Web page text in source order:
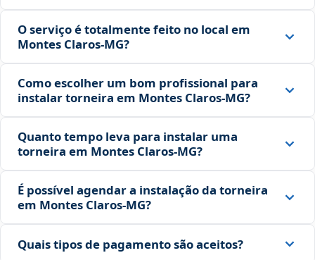
O serviço é totalmente feito no local em
Montes Claros‑MG?
Como escolher um bom profissional para
instalar torneira em Montes Claros‑MG?
Quanto tempo leva para instalar uma
torneira em Montes Claros‑MG?
É possível agendar a instalação da torneira
em Montes Claros‑MG?
Quais tipos de pagamento são aceitos?